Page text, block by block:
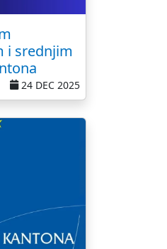
i srednjim
24 DEC 2025